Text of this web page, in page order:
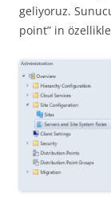
geliyoruz.
point” in